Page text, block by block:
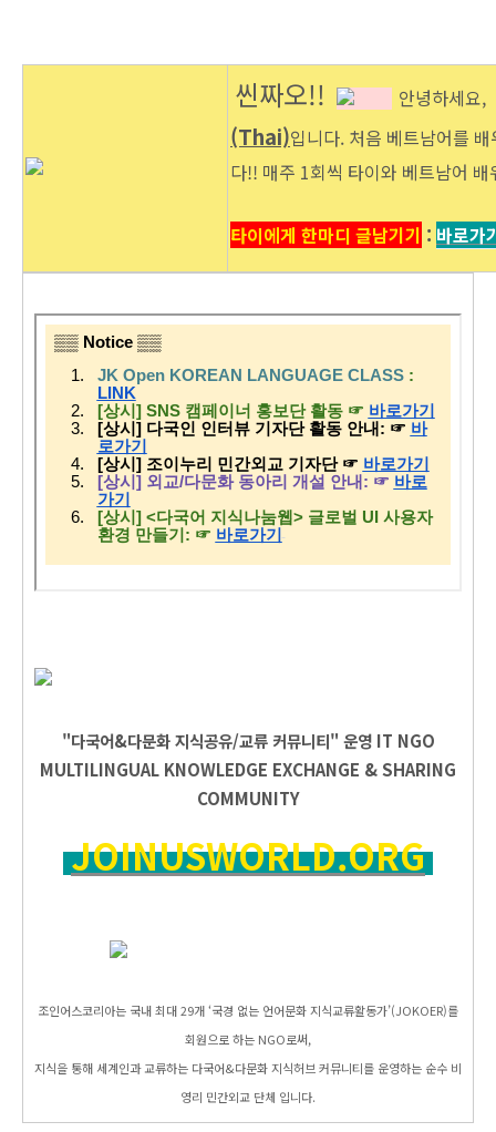
씬짜오!! 안녕하세요
(Thai)입니다. 처음 베트남어를
다!! 매주 1회씩 타이와 베트남어
타이에게 한마디 글남기기 : 바로가
"다국어&다문화 지식공유/교류 커뮤니티" 운영 IT NGO
MULTILINGUAL KNOWLEDGE EXCHANGE & SHARING
COMMUNITY
JOINUSWORLD.ORG
조인어스코리아는 국내 최대 29개 ‘국경 없는 언어문화 지식교류활동가’(JOKOER)를
회원으로 하는 NGO로써,
지식을 통해 세계인과 교류하는 다국어&다문화 지식허브 커뮤니티를 운영하는 순수 비
영리 민간외교 단체 입니다.